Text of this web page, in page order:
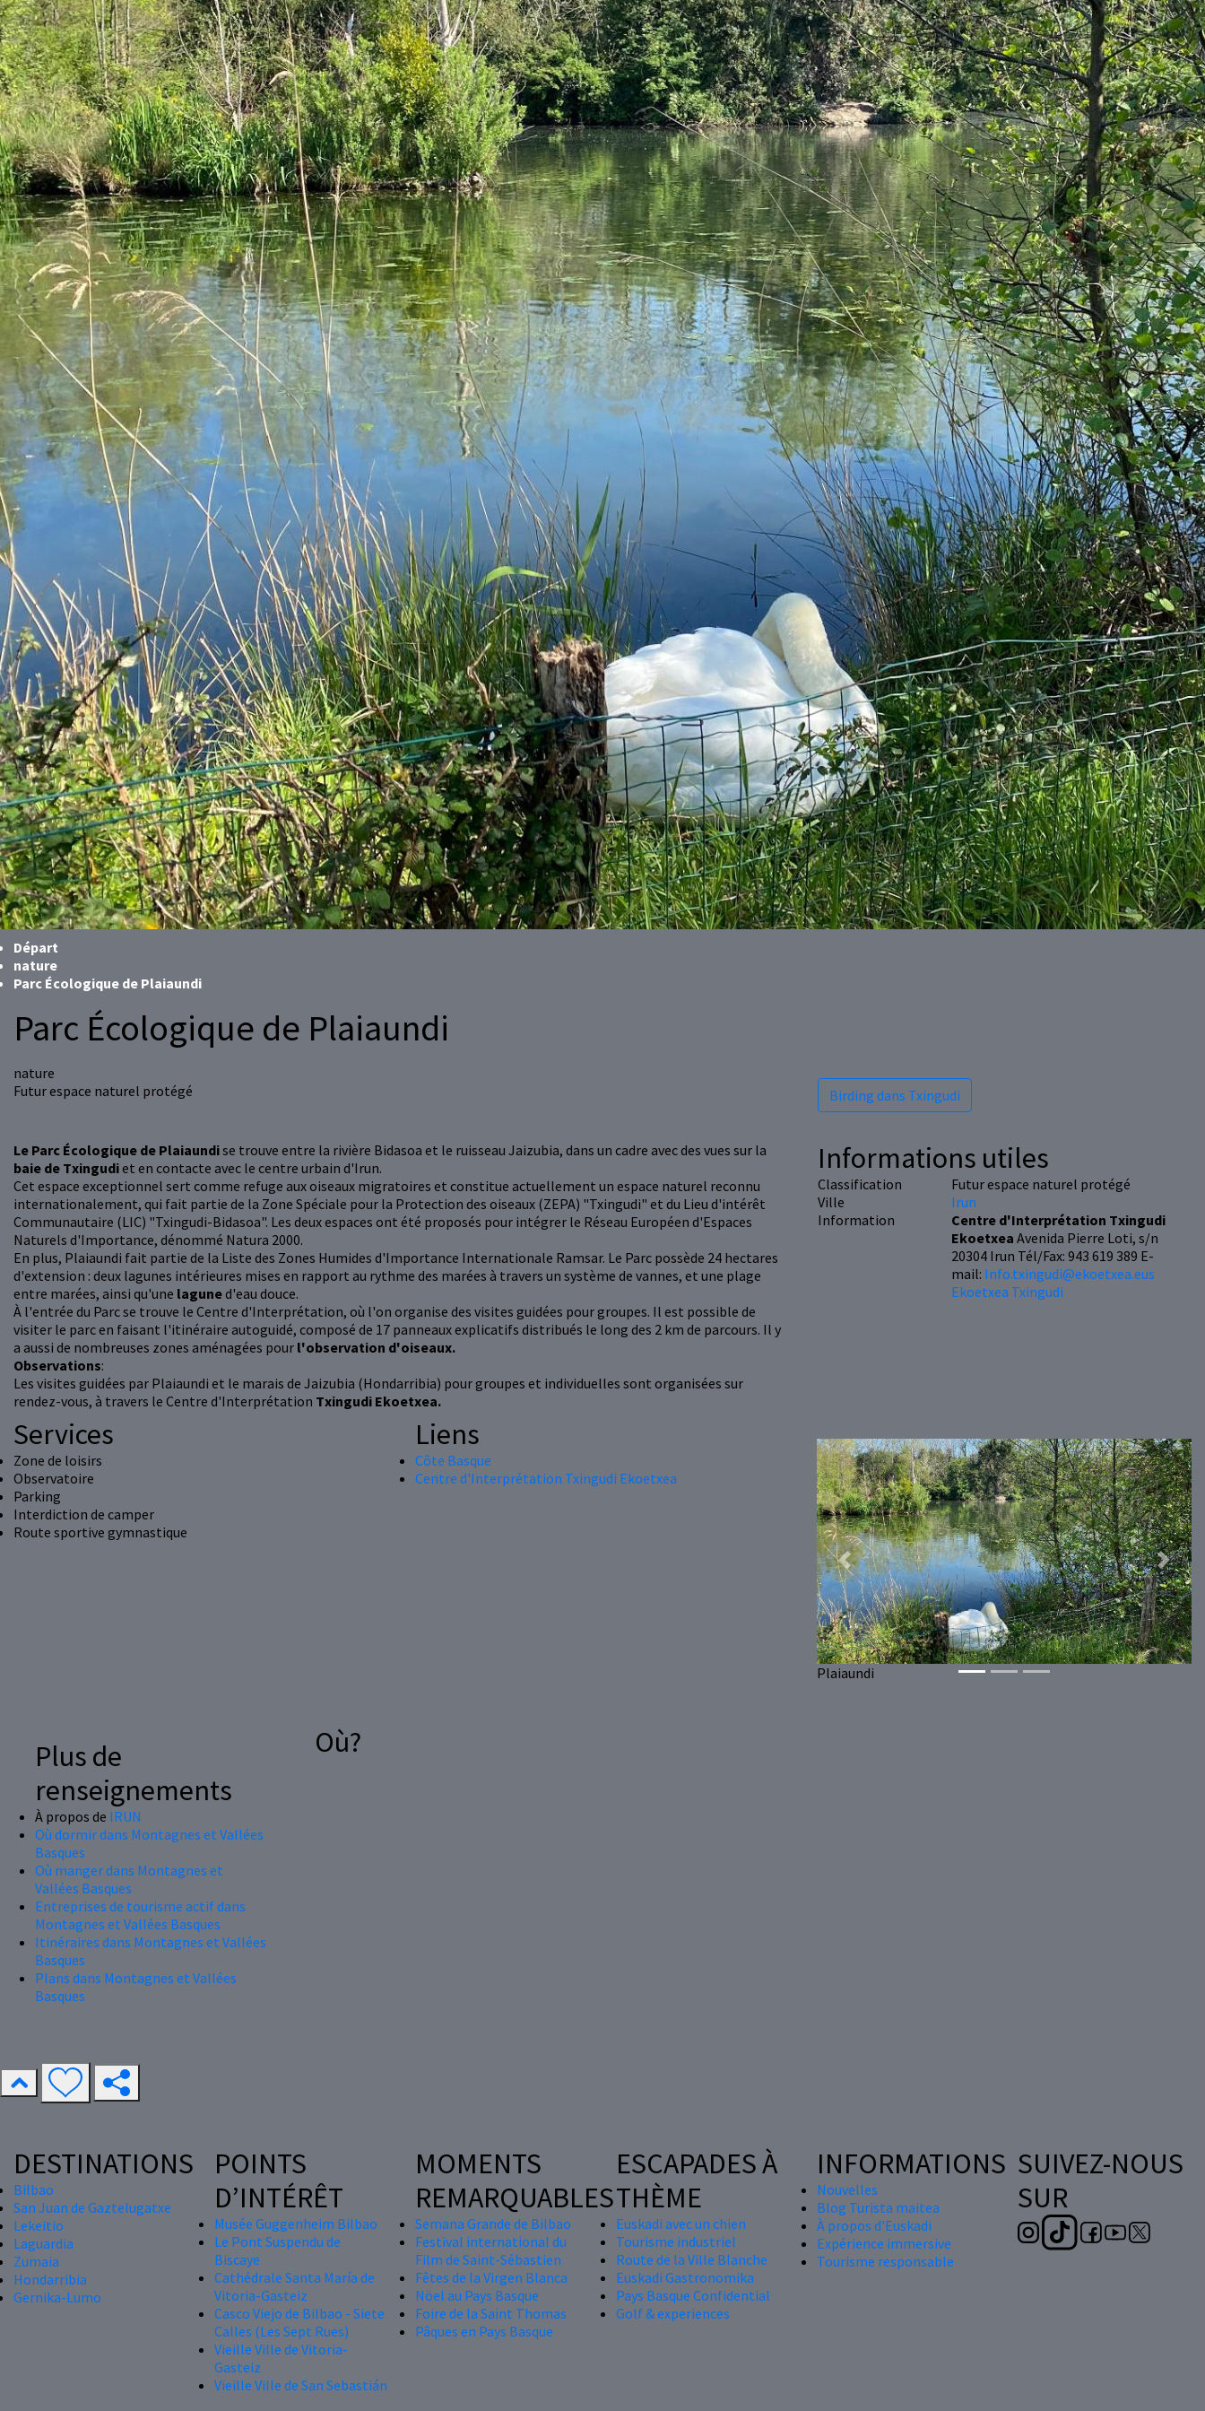
Départ
nature
Parc Écologique de Plaiaundi
Parc Écologique de Plaiaundi
nature
Futur espace naturel protégé
Birding dans Txingudi
Le Parc Écologique de Plaiaundise trouve entre la rivière Bidasoa et le ruisseau Jaizubia, dans un cadre avec des vues sur la
baie de Txingudiet en contacte avec le centre urbain d'Irun.
Cet espace exceptionnel sert comme refuge aux oiseaux migratoires et constitue actuellement un espace naturel reconnu
internationalement, qui fait partie de la Zone Spéciale pour la Protection des oiseaux (ZEPA) "Txingudi" et du Lieu d'intérêt
Communautaire (LIC) "Txingudi-Bidasoa". Les deux espaces ont été proposés pour intégrer le Réseau Européen d'Espaces
Naturels d'Importance, dénommé Natura 2000.
En plus, Plaiaundi fait partie de la Liste des Zones Humides d'Importance Internationale Ramsar. Le Parc possède 24 hectares
d'extension : deux lagunes intérieures mises en rapport au rythme des marées à travers un système de vannes, et une plage
entre marées, ainsi qu'une laguned'eau douce.
À l'entrée du Parc se trouve le Centre d'Interprétation, où l'on organise des visites guidées pour groupes. Il est possible de
visiter le parc en faisant l'itinéraire autoguidé, composé de 17 panneaux explicatifs distribués le long des 2 km de parcours. Il y
a aussi de nombreuses zones aménagées pour l'observation d'oiseaux.
Observations:
Les visites guidées par Plaiaundi et le marais de Jaizubia (Hondarribia) pour groupes et individuelles sont organisées sur
rendez-vous, à travers le Centre d'Interprétation Txingudi Ekoetxea.
Informations utiles
Classification
Futur espace naturel protégé
Ville
Irun
Information
Centre d'Interprétation Txingudi
Ekoetxea Avenida Pierre Loti, s/n
20304 Irun Tél/Fax: 943 619 389 E-
mail: Info.txingudi@ekoetxea.eus
Ekoetxea Txingudi
Services
Zone de loisirs
Observatoire
Parking
Interdiction de camper
Route sportive gymnastique
Liens
Côte Basque
Centre d'Interprétation Txingudi Ekoetxea
Plaiaundi
Previous Next
Plus de
renseignements
À propos de IRUN
Où dormir dans Montagnes et Vallées
Basques
Où manger dans Montagnes et
Vallées Basques
Entreprises de tourisme actif dans
Montagnes et Vallées Basques
Itinéraires dans Montagnes et Vallées
Basques
Plans dans Montagnes et Vallées
Basques
Où?
DESTINATIONS
Bilbao
San Juan de Gaztelugatxe
Lekeitio
Laguardia
Zumaia
Hondarribia
Gernika-Lumo
POINTS
D’INTÉRÊT
Musée Guggenheim Bilbao
Le Pont Suspendu de
Biscaye
Cathédrale Santa María de
Vitoria-Gasteiz
Casco Viejo de Bilbao - Siete
Calles (Les Sept Rues)
Vieille Ville de Vitoria-
Gasteiz
Vieille Ville de San Sebastián
MOMENTS
REMARQUABLES
Semana Grande de Bilbao
Festival international du
Film de Saint-Sébastien
Fêtes de la Virgen Blanca
Nöel au Pays Basque
Foire de la Saint Thomas
Pâques en Pays Basque
ESCAPADES À
THÈME
Euskadi avec un chien
Tourisme industriel
Route de la Ville Blanche
Euskadi Gastronomika
Pays Basque Confidential
Golf & experiences
INFORMATIONS
Nouvelles
Blog Turista maitea
À propos d'Euskadi
Expérience immersive
Tourisme responsable
SUIVEZ-NOUS
SUR